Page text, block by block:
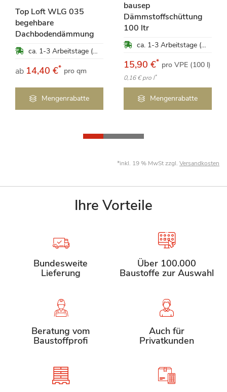
Top Loft WLG 035
begehbare
Dachbodendämmung
ca. 1-3 Arbeitstage (Mo-Fr)
ab 14,40 €* pro qm
Mengenrabatte
bausep
Dämmstoffschüttung
100 ltr
ca. 1-3 Arbeitstage (Mo-Fr)
15,90 €* pro VPE (100 l)
0,16 €pro l*
Mengenrabatte
*inkl. 19 % MwSt zzgl. Versandkosten
Ihre Vorteile
Bundesweite
Lieferung
Über 100.000
Baustoffe zur Auswahl
Beratung vom
Baustoffprofi
Auch für
Privatkunden